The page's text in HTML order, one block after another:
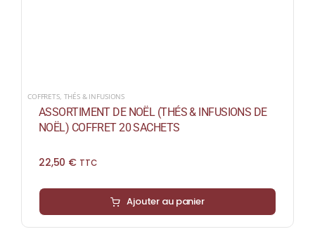
COFFRETS, THÉS & INFUSIONS
ASSORTIMENT DE NOËL (THÉS & INFUSIONS DE
NOËL) COFFRET 20 SACHETS
22,50 € TTC
Ajouter au panier